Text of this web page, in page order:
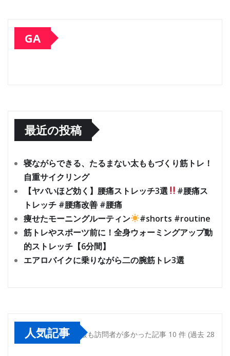
GA
最近の投稿
寝ながらできる、たるまない太ももづくり筋トレ！
自重サイクリング
【ヤバいほど効く】腰痛ストレッチ3選
#腰痛ス
トレッチ #腰痛改善 #腰痛
痩せたモーニングルーティン
#shorts #routine
筋トレやスポーツ前に！全身ウォーミングアップ動
的ストレッチ【6分間】
エアロバイクに乗りながら二の腕筋トレ3選
人気記事 最も訪問者が多かった記事 10 件 (過去 28